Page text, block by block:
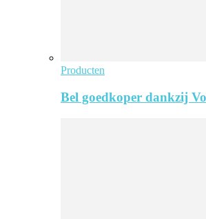
Producten
Bel goedkoper dankzij